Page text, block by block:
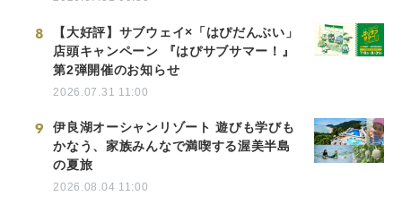
8
【大好評】サブウェイ×「はぴだんぶい」
店頭キャンペーン 『はぴサブサマー！』
第2弾開催のお知らせ
2026.07.31 11:00
9
伊良湖オーシャンリゾート 遊びも学びも
かなう、家族みんなで満喫する渥美半島
の夏旅
2026.08.04 11:00